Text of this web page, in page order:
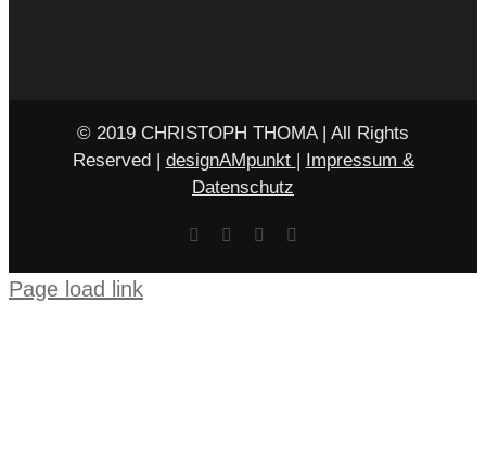
© 2019 CHRISTOPH THOMA | All Rights
Reserved | designAMpunkt | Impressum &
Datenschutz
Facebook Rss
Page load link